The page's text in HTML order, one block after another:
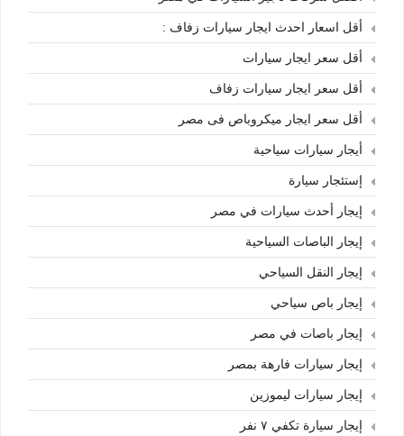
أقل اسعار احدث ايجار سيارات زفاف :
أقل سعر ايجار سيارات
أقل سعر ايجار سيارات زفاف
أقل سعر ايجار ميكروباص فى مصر
أيجار سيارات سياحية
إستئجار سيارة
إيجار أحدث سيارات في مصر
إيجار الباصات السياحية
إيجار النقل السياحي
إيجار باص سياحي
إيجار باصات في مصر
إيجار سيارات فارهة بمصر
إيجار سيارات ليموزين
إيجار سيارة تكفي ٧ نفر